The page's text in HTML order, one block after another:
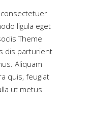
ligula eget
Theme
dis parturient
Aliquam
quis, feugiat
ut metus